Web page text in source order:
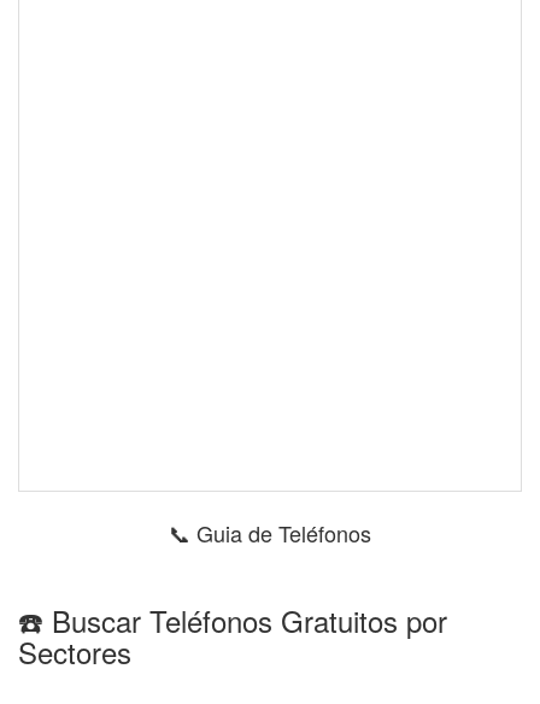
📞 Guia de Teléfonos
☎️ Buscar Teléfonos Gratuitos por
Sectores